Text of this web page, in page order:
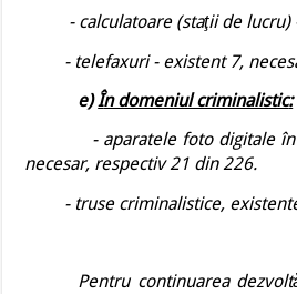
- calculatoare (staţii de lucru) -
- telefaxuri - existent 7,
e)În domeniul criminalistic:
- aparatele foto digitale
necesar, respectiv 21 din 226.
- truse criminalistice, existente
Pentru continuarea